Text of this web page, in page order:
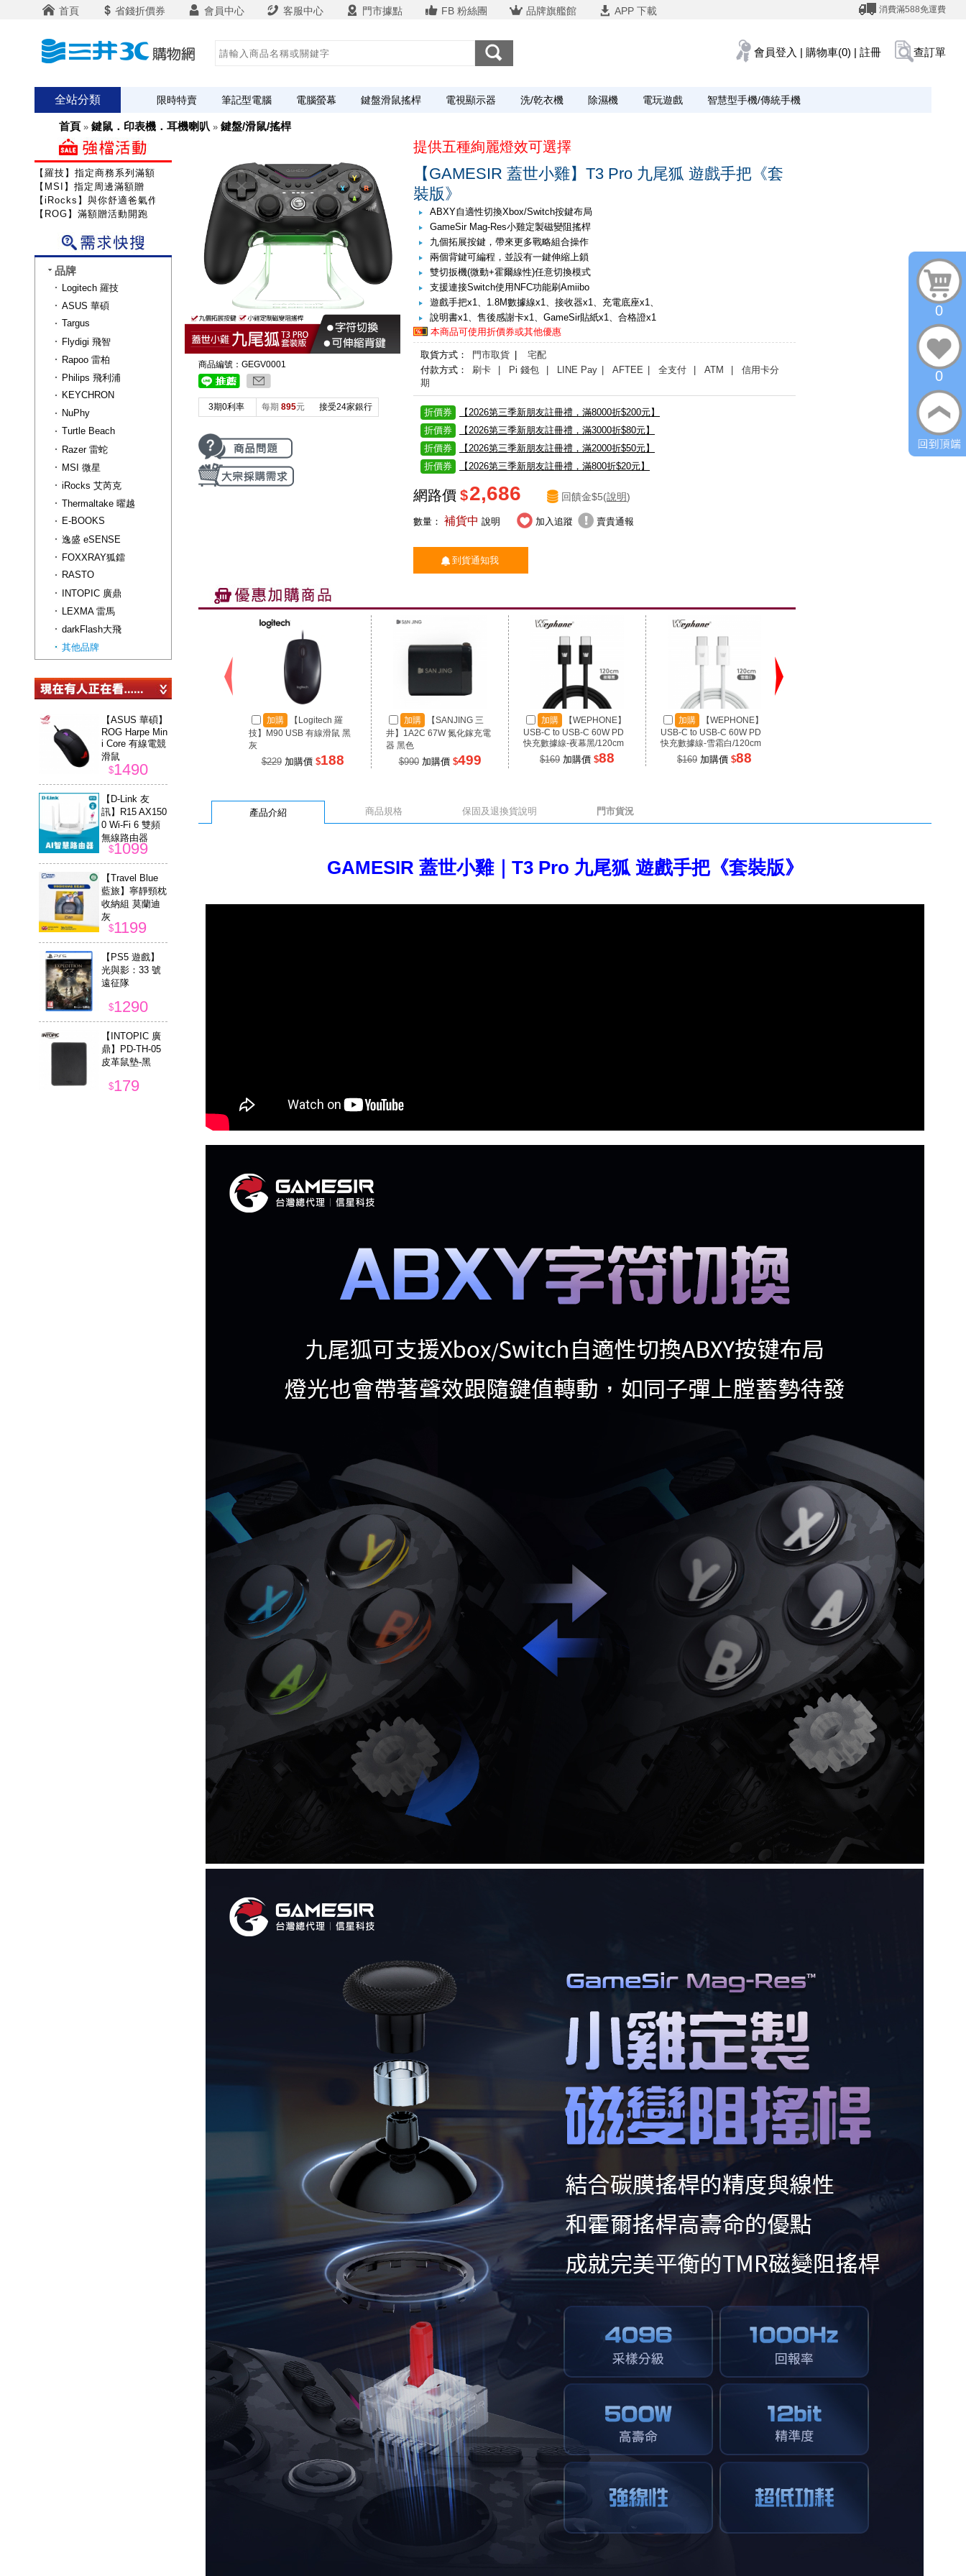
首頁 省錢折價券 會員中心 客服中心 門市據點 FB 粉絲團 品牌旗艦館 APP 下載 消費滿588免運費
會員登入 | 購物車(0) | 註冊 查訂單
全站分類 限時特賣 筆記型電腦 電腦螢幕 鍵盤滑鼠搖桿 電視顯示器 洗/乾衣機 除濕機 電玩遊戲 智慧型手機/傳統手機
首頁 » 鍵鼠．印表機．耳機喇叭 » 鍵盤/滑鼠/搖桿
商品編號：GEGV0001
3期0利率 每期 895元 接受24家銀行
提供五種絢麗燈效可選擇
【GAMESIR 蓋世小雞】T3 Pro 九尾狐 遊戲手把《套
裝版》
ABXY自適性切換Xbox/Switch按鍵布局
GameSir Mag-Res小雞定製磁變阻搖桿
九個拓展按鍵，帶來更多戰略組合操作
兩個背鍵可編程，並設有一鍵伸縮上鎖
雙切扳機(微動+霍爾線性)任意切換模式
支援連接Switch使用NFC功能刷Amiibo
遊戲手把x1、1.8M數據線x1、接收器x1、充電底座x1、
說明書x1、售後感謝卡x1、GameSir貼紙x1、合格證x1
本商品可使用折價券或其他優惠
取貨方式： 門市取貨
宅配
付款方式：
刷卡 | Pi 錢包 | LINE Pay | AFTEE | 全支付 | ATM
| 信用卡分
期
折價券
【2026第三季新朋友註冊禮，滿8000折$200元】
折價券
【2026第三季新朋友註冊禮，滿3000折$80元】
折價券
【2026第三季新朋友註冊禮，滿2000折$50元】
折價券
【2026第三季新朋友註冊禮，滿800折$20元】
網路價 $2,686 回饋金$5(說明)
數量： 補貨中 說明 加入追蹤 賣貴通報
到貨通知我
加購
【Logitech 羅
技】M90 USB 有線滑鼠 黑
灰
$229加購價 $188
加購
【SANJING 三
井】1A2C 67W 氮化鎵充電
器 黑色
$990加購價 $499
加購
【WEPHONE】
USB-C to USB-C 60W PD
快充數據線-夜幕黑/120cm
$169 加購價 $88
加購
【WEPHONE】
USB-C to USB-C 60W PD
快充數據線-雪霜白/120cm
$169 加購價 $88
產品介紹 商品規格 保固及退換貨說明 門市貨況
GAMESIR 蓋世小雞｜T3 Pro 九尾狐 遊戲手把《套裝版》
【羅技】指定商務系列滿額送咖啡
【MSI】指定周邊滿額贈
【iRocks】與你舒適爸氣作戰!
【ROG】滿額贈活動開跑
品牌
Logitech 羅技
ASUS 華碩
Targus
Flydigi 飛智
Rapoo 雷柏
Philips 飛利浦
KEYCHRON
NuPhy
Turtle Beach
Razer 雷蛇
MSI 微星
iRocks 艾芮克
Thermaltake 曜越
E-BOOKS
逸盛 eSENSE
FOXXRAY狐鐳
RASTO
INTOPIC 廣鼎
LEXMA 雷馬
darkFlash大飛
其他品牌
【ASUS 華碩】
ROG Harpe Min
i Core 有線電競
滑鼠
$1490
【D-Link 友
訊】R15 AX150
0 Wi-Fi 6 雙頻
無線路由器
$1099
【Travel Blue
藍旅】寧靜頸枕
收納組 莫蘭迪
灰
$1199
【PS5 遊戲】
光與影：33 號
遠征隊
$1290
【INTOPIC 廣
鼎】PD-TH-05
皮革鼠墊-黑
$179
0
0